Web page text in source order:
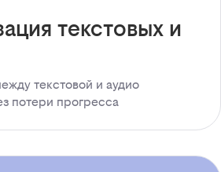
текстовых и
текстовой и аудио
потери прогресса